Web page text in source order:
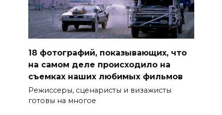
18 фотографий, показывающих, что
на самом деле происходило на
съемках наших любимых фильмов
Режиссеры, сценаристы и визажисты
готовы на многое